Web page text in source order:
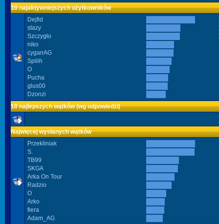
10 najaktywniejszych użytkowników
Dejfid
stazy
Szczygło
niko
cyganAG
Spilih
O
Pucha
glus00
Dzonzi
10 najlepszych wątków (wg odpowiedzi)
Najwięcej wysłanych wątków
Przekliniak
S.
TB99
SKGA
Arka On Tour
Radzio
O
Arko
fiera
Adam_AG